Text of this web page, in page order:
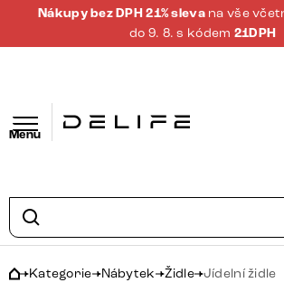
Nákupy bez DPH 21% sleva na vše
do 9. 8. s kódem 21DPH
Menu
Kategorie Nábytek Židle Jídelní židle